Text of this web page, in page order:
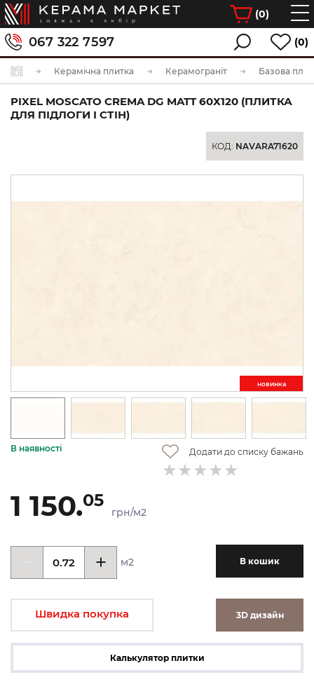
(0)
067 322 7597 (0)
Керамічна плитка Керамограніт Базова
PIXEL MOSCATO CREMA DG MATT 60Х120 (ПЛИТКА
ДЛЯ ПІДЛОГИ І СТІН)
КОД: NAVARA71620
новинкa
В наявності Додати до списку бажань
1 150.05
грн/м2
м2 В кошик
Швидка покупка 3D дизайн
Калькулятор плитки